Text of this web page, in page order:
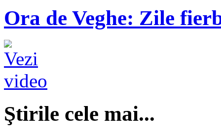
Ora de Veghe: Zile
Ştirile cele mai...